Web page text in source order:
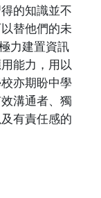
的知識並不
替他們的未
力建置資訊
能力，用以
亦期盼中學
溝通者、獨
有責任感的